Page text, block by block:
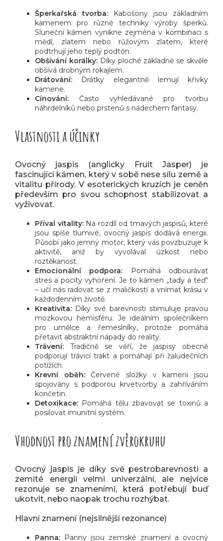
Šperkařská tvorba: Kabošony jsou základním
kamenem pro různé techniky výroby šperků.
Sluneční kámen vynikne zejména v kombinaci s
mědí, zlatem nebo růžovým zlatem, které
podtrhují jeho teplý podtón.
Obšívání korálky:Díky ploché základně se skvěle
obšívá drobným rokajlem.
Drátování: Drátky elegantně lemují křivky
kamene.
Cínování: Často vyhledávané pro tvorbu
náhrdelníků nebo prstenů s nádechem fantasy.
Vlastnosti a účinky
Ovocný jaspis (anglicky Fruit Jasper) je
fascinující kámen, který v sobě nese sílu země a
vitalitu přírody. V esoterických kruzích je ceněn
především pro svou schopnost stabilizovat a
vyživovat.
Příval vitality:Na rozdíl od tmavých jaspisů, které
jsou spíše tlumivé, ovocný jaspis dodává energii.
Působí jako jemný motor, který vás povzbuzuje k
aktivitě, aniž by vyvolával úzkost nebo
roztěkanost.
Emocionální podpora: Pomáhá odbourávat
stres a pocity vyhoření. Je to kámen „tady a teď“
– učí nás radovat se z maličkostí a vnímat krásu v
každodenním životě.
Kreativita: Díky své barevnosti stimuluje pravou
mozkovou hemisféru. Je ideálním společníkem
pro umělce a řemeslníky, protože pomáhá
přetavit abstraktní nápady do reality.
Trávení: Tradičně se věří, že jaspisy obecně
podporují trávicí trakt a pomáhají při žaludečních
potížích.
Krevní oběh:Červené složky v kameni jsou
spojovány s podporou krvetvorby a zahříváním
končetin.
Detoxikace: Pomáhá tělu zbavovat se toxinů a
posilovat imunitní systém.
Vhodnost pro znamení zvěrokruhu
Ovocný jaspis je díky své pestrobarevnosti a
zemité energii velmi univerzální, ale nejvíce
rezonuje se znameními, která potřebují buď
ukotvit, nebo naopak trochu rozhýbat.
Hlavní znamení (nejsilnější rezonance)
Panna: Panny jsou zemské znamení a ovocný